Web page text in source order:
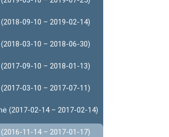
09-10 – 2019-02-14)
03-10 – 2018-06-30)
09-10 – 2018-01-13)
03-10 – 2017-07-11)
(2017-02-14 – 2017-02-14)
11-14 – 2017-01-17)